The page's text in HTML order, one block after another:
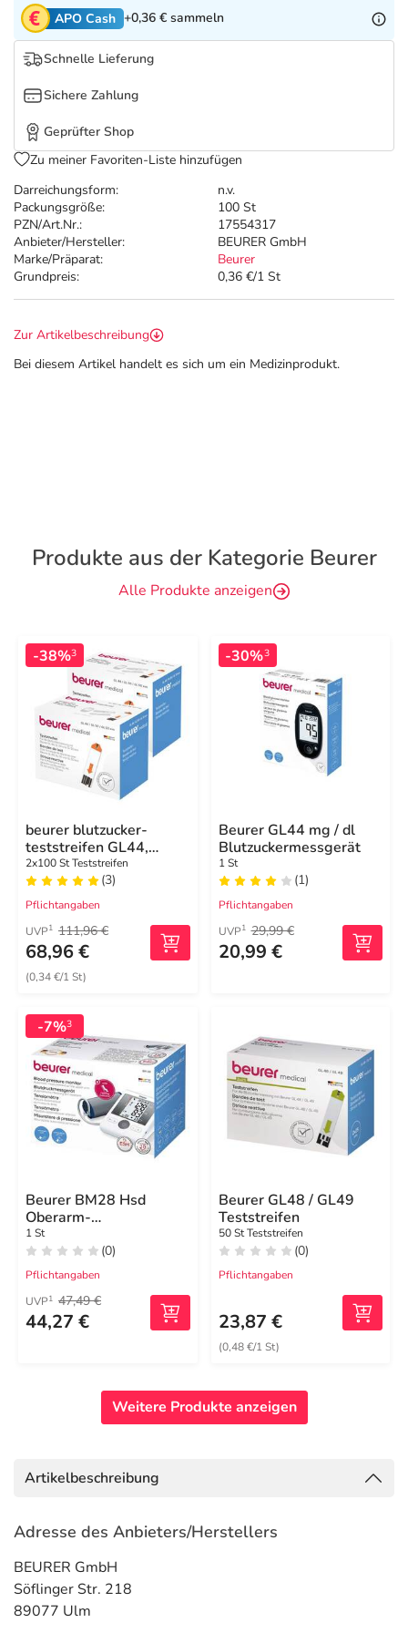
Tierapotheke
Vitamine & Mineralstoffe
Marken
Salus Deals
Darreichungsform:
n.v.
Packungsgröße:
100 St
PZN/Art.Nr.:
17554317
Anbieter/Hersteller:
BEURER GmbH
Marke/Präparat:
Beurer
Grundpreis:
0,36 €/1 St
APO Cash +0,36 € sammeln
Schnelle Lieferung
Sichere Zahlung
Geprüfter Shop
Zu meiner Favoriten-Liste hinzufügen
Zur Artikelbeschreibung
Bei diesem Artikel handelt es sich um ein Medizinprodukt.
Produkte aus der Kategorie Beurer
Alle Produkte anzeigen
-38%3
beurer blutzucker-
teststreifen GL44,
GL50, GL50 evo
2x100 St Teststreifen
(3)
Pflichtangaben
UVP1 111,96 €
68,96 €
(0,34 €/1 St)
-30%3
Beurer GL44 mg / dl
Blutzuckermessgerät
1 St
(1)
Pflichtangaben
UVP1 29,99 €
20,99 €
-7%3
Beurer BM28 Hsd
Oberarm-
Blutdruckmessgerät
1 St
(0)
Pflichtangaben
UVP1 47,49 €
44,27 €
Beurer GL48 / GL49
Teststreifen
50 St Teststreifen
(0)
Pflichtangaben
23,87 €
(0,48 €/1 St)
Weitere Produkte anzeigen
Artikelbeschreibung
Adresse des Anbieters/Herstellers
BEURER GmbH
Söflinger Str. 218
89077 Ulm